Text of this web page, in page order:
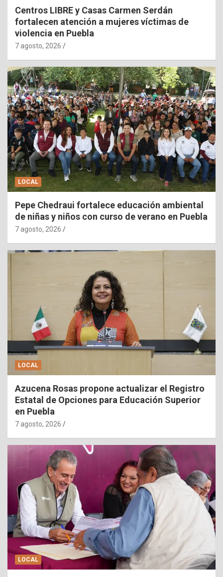
Centros LIBRE y Casas Carmen Serdán
fortalecen atención a mujeres víctimas de
violencia en Puebla
7 agosto, 2026
LOCAL
Pepe Chedraui fortalece educación ambiental
de niñas y niños con curso de verano en Puebla
7 agosto, 2026
LOCAL
Azucena Rosas propone actualizar el Registro
Estatal de Opciones para Educación Superior
en Puebla
7 agosto, 2026
LOCAL